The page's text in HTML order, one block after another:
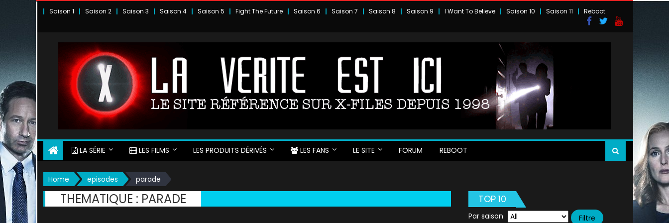
Saison 1 Saison 2 Saison 3 Saison 4 Saison 5 Fight The Future Saison 6 Saison 7 Saison 8 Saison 9 I Want To Believe Saison 10 Saison 11 Reboot
LA SÉRIE LES FILMS LES PRODUITS DÉRIVÉS LES FANS LE SITE FORUM REBOOT
Home episodes parade
THEMATIQUE : PARADE TOP 10
Par saison